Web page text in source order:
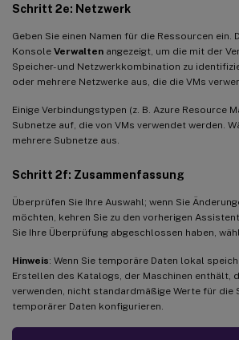
Schritt 2e: Netzwerk
Geben Sie einen Namen für die Ressourcen ein.
Konsole Verwalten angezeigt, um die mit der
Speicher- und Netzwerkkombination zu
oder mehrere Netzwerke aus, die die VMs
Einige Verbindungstypen (z. B. Azure Resource
Subnetze auf, die von VMs verwendet werden.
mehrere Subnetze aus.
Schritt 2f: Zusammenfassung
Überprüfen Sie Ihre Auswahl; wenn Sie
möchten, kehren Sie zu den vorherigen
Sie Ihre Überprüfung abgeschlossen haben,
Hinweis: Wenn Sie temporäre Daten lokal
Erstellen des Katalogs, der Maschinen enthält,
verwenden, nicht standardmäßige Werte für die
temporärer Daten konfigurieren.